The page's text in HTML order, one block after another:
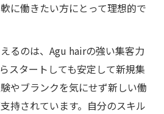
に働きたい方にとって理想的で
るのは、Agu hairの強い集客力
スタートしても安定して新規集
やブランクを気にせず新しい働
持されています。自分のスキル